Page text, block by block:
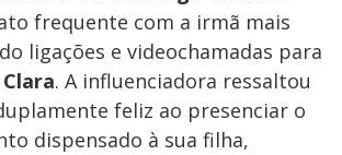
frequente com a irmã mais
ligações e videochamadas para
Clara. A influenciadora ressaltou
feliz ao presenciar o
dispensado à sua filha,